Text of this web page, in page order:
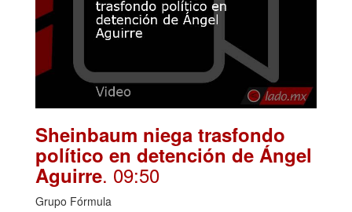
Sheinbaum niega trasfondo
político en detención de Ángel
Aguirre. 09:50
Grupo Fórmula